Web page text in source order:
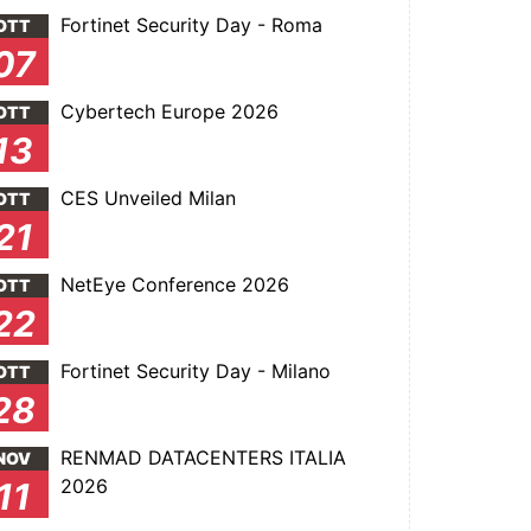
Fortinet Security Day - Roma
Cybertech Europe 2026
CES Unveiled Milan
NetEye Conference 2026
Fortinet Security Day - Milano
RENMAD DATACENTERS ITALIA
2026